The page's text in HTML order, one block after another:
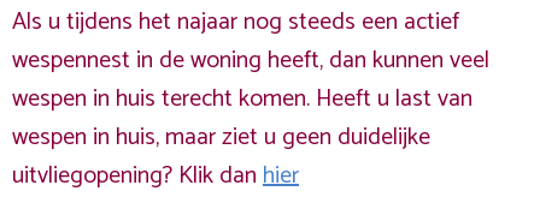
Als u tijdens het najaar nog steeds een actief
wespennest in de woning heeft, dan kunnen veel
wespen in huis terecht komen. Heeft u last van
wespen in huis, maar ziet u geen duidelijke
uitvliegopening? Klik danhier